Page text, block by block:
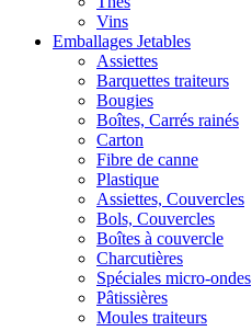
Vins
Emballages Jetables
Assiettes
Barquettes traiteurs
Bougies
Boîtes, Carrés rainés
Carton
Fibre de canne
Plastique
Assiettes, Couvercles
Bols, Couvercles
Boîtes à couvercle
Charcutières
Spéciales micro-ondes
Pâtissières
Moules traiteurs